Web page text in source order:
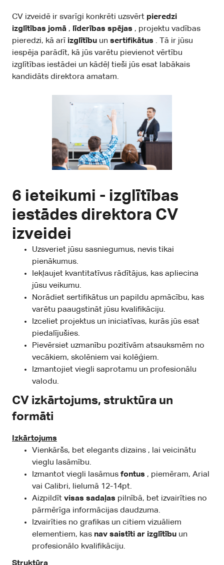
CV izveidē ir svarīgi konkrēti uzsvērt pieredzi
izglītības jomā , līderības spējas , projektu vadības
pieredzi, kā arī izglītību un sertifikātus . Tā ir jūsu
iespēja parādīt, kā jūs varētu pievienot vērtību
izglītības iestādei un kādēļ tieši jūs esat labākais
kandidāts direktora amatam.
6 ieteikumi - izglītības
iestādes direktora CV
izveidei
Uzsveriet jūsu sasniegumus, nevis tikai
pienākumus.
Iekļaujet kvantitatīvus rādītājus, kas apliecina
jūsu veikumu.
Norādiet sertifikātus un papildu apmācību, kas
varētu paaugstināt jūsu kvalifikāciju.
Izceliet projektus un iniciatīvas, kurās jūs esat
piedalījušies.
Pievērsiet uzmanību pozitīvām atsauksmēm no
vecākiem, skolēniem vai kolēģiem.
Izmantojiet viegli saprotamu un profesionālu
valodu.
CV izkārtojums, struktūra un
formāti
Izkārtojums
Vienkāršs, bet elegants dizains , lai veicinātu
vieglu lasāmību.
Izmantot viegli lasāmus fontus , piemēram, Arial
vai Calibri, lielumā 12-14pt.
Aizpildīt visas sadaļas pilnībā, bet izvairīties no
pārmērīga informācijas daudzuma.
Izvairīties no grafikas un citiem vizuāliem
elementiem, kas nav saistīti ar izglītību un
profesionālo kvalifikāciju.